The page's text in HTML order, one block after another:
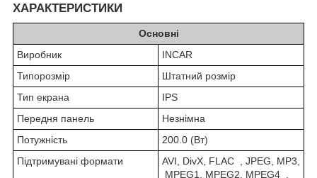
ХАРАКТЕРИСТИКИ
Основні
Виробник
INCAR
Типорозмір
Штатний розмір
Тип екрана
IPS
Передня панель
Незнімна
Потужність
200.0 (Вт)
Підтримувані формати
AVI, DivX, FLAC , JPEG, MP3,
MPEG1, MPEG2, MPEG4 ,